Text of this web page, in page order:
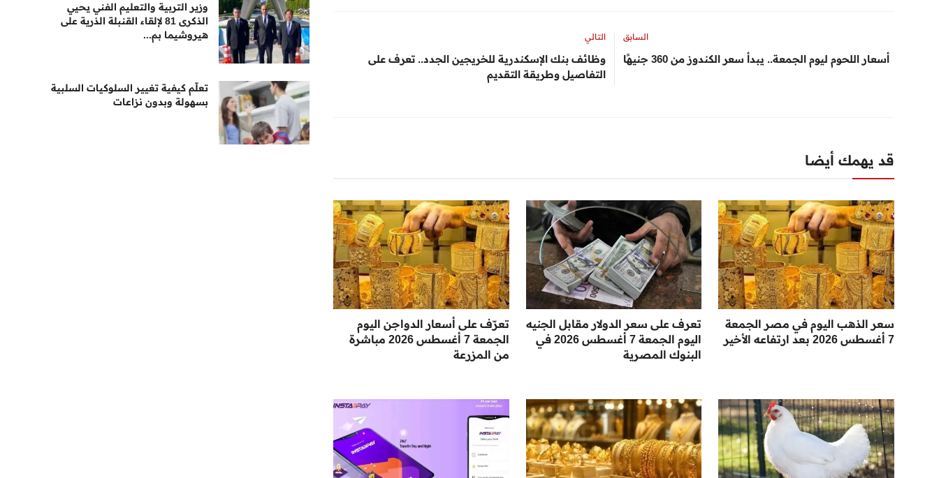
السابق
أسعار اللحوم ليوم الجمعة.. يبدأ سعر الكندوز من 360 جنيهًا
التالي
وظائف بنك الإسكندرية للخريجين الجدد.. تعرف على
التفاصيل وطريقة التقديم
قد يهمك أيضا
سعر الذهب اليوم في مصر الجمعة
7 أغسطس 2026 بعد ارتفاعه الأخير
تعرف على سعر الدولار مقابل الجنيه
اليوم الجمعة 7 أغسطس 2026 في
البنوك المصرية
تعرّف على أسعار الدواجن اليوم
الجمعة 7 أغسطس 2026 مباشرة
من المزرعة
وزير التربية والتعليم الفني يحيي
الذكرى 81 لإلقاء القنبلة الذرية على
هيروشيما بم...
تعلّم كيفية تغيير السلوكيات السلبية
بسهولة وبدون نزاعات